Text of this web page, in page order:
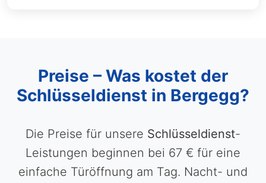
Preise – Was kostet der
Schlüsseldienst in Bergegg?
Die Preise für unsere Schlüsseldienst-
Leistungen beginnen bei 67 € für eine
einfache Türöffnung am Tag. Nacht- und